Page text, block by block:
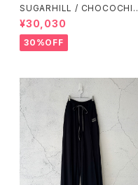
SUGARHILL / CHOCOCHIP
CAMO CARGO SHORTS / B
LUE CAMO
¥30,030
30%OFF